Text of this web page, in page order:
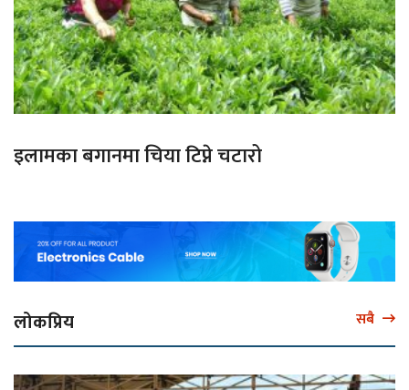
इलामका बगानमा चिया टिप्ने चटारो
लोकप्रिय सबै